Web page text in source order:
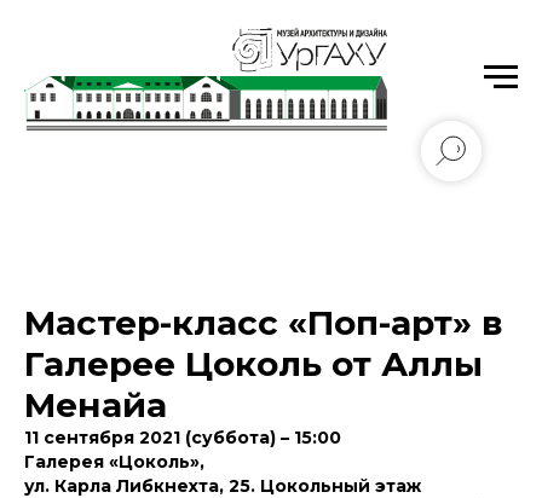
Уральский государственный архитектурно-
художественный университет имени Н.С. Алфёрова
Мастер-класс «Поп-арт» в
Галерее Цоколь от Аллы
Менайа
11 сентября 2021 (суббота) – 15:00
Галерея «Цоколь»,
ул. Карла Либкнехта, 25. Цокольный этаж